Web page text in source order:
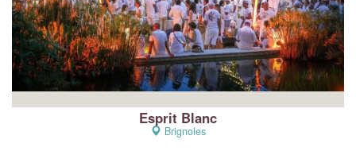
Esprit Blanc
Brignoles